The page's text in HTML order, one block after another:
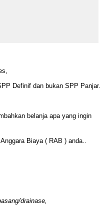
Definif dan bukan SPP Panjar.
belanja apa yang ingin
Biaya ( RAB ) anda..
drainase,